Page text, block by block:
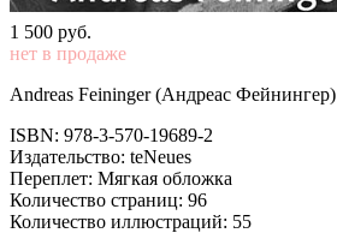
1 500 pуб.
нет в продаже
Andreas Feininger (Андреас Фейнингер)
ISBN: 978-3-570-19689-2
Издательство: teNeues
Переплет: Мягкая обложка
Количество страниц: 96
Количество иллюстраций: 55